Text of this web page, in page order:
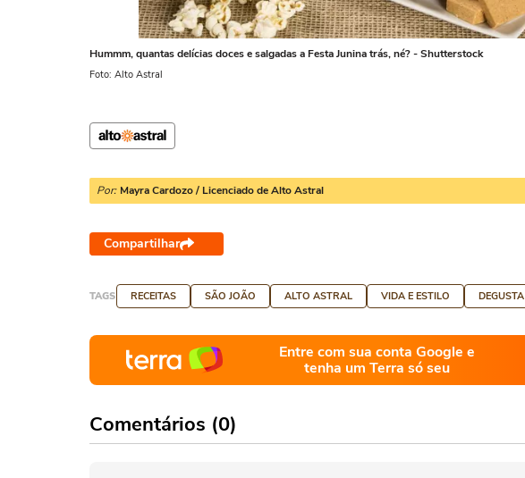
Hummm, quantas delícias doces e salgadas a Festa Junina trás, né? - Shutterstock
Foto: Alto Astral
Por: Mayra Cardozo / Licenciado de Alto Astral
Compartilhar
TAGS RECEITAS SÃO JOÃO ALTO ASTRAL VIDA E ESTILO DEGUSTA
Entre com sua conta Google e
tenha um Terra só seu
Comentários (0)